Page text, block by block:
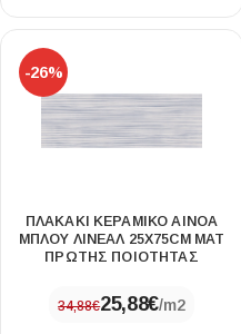
-26%
ΠΛΑΚΑΚΙ ΚΕΡΑΜΙΚΟ ΑΙΝΟΑ
ΜΠΛΟΥ ΛΙΝΕΑΛ 25X75CM ΜΑΤ
ΠΡΩΤΗΣ ΠΟΙΟΤΗΤΑΣ
34,88€25,88€/m2